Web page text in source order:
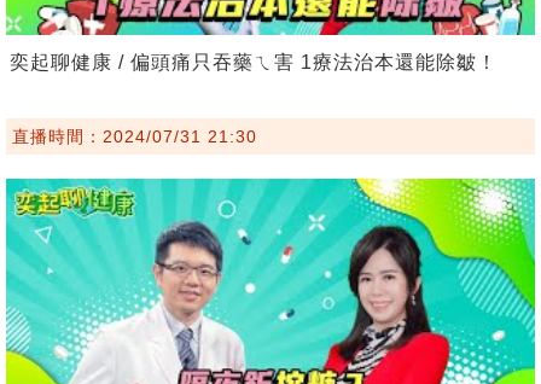
奕起聊健康 / 偏頭痛只吞藥ㄟ害 1療法治本還能除皺！
直播時間：2024/07/31 21:30